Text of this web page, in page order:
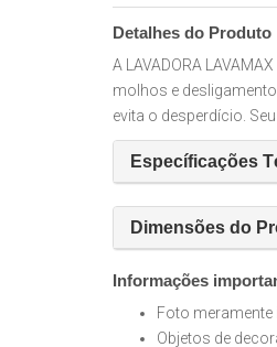
Detalhes do Produto
A LAVADORA
molhos e
evita o desperdício.
Específicações
Dimensões do
Informações
Foto meramente
Objetos de